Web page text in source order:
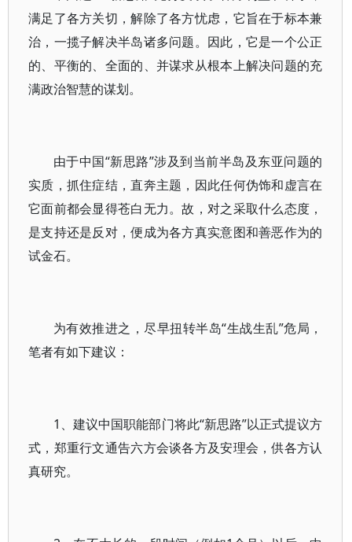
满足了各方关切，解除了各方忧虑，它旨在于标本兼
治，一揽子解决半岛诸多问题。因此，它是一个公正
的、平衡的、全面的、并谋求从根本上解决问题的充
满政治智慧的谋划。
由于中国“新思路”涉及到当前半岛及东亚问题的
实质，抓住症结，直奔主题，因此任何伪饰和虚言在
它面前都会显得苍白无力。故，对之采取什么态度，
是支持还是反对，便成为各方真实意图和善恶作为的
试金石。
为有效推进之，尽早扭转半岛“生战生乱”危局，
笔者有如下建议：
1、建议中国职能部门将此“新思路”以正式提议方
式，郑重行文通告六方会谈各方及安理会，供各方认
真研究。